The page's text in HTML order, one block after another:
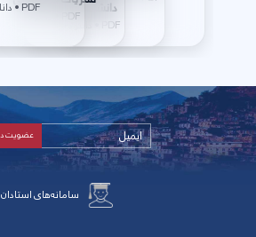
دانشگاهی
PDF • دانلود PDF • دانلود
PDF • دانلود
سامانه‌های استادان